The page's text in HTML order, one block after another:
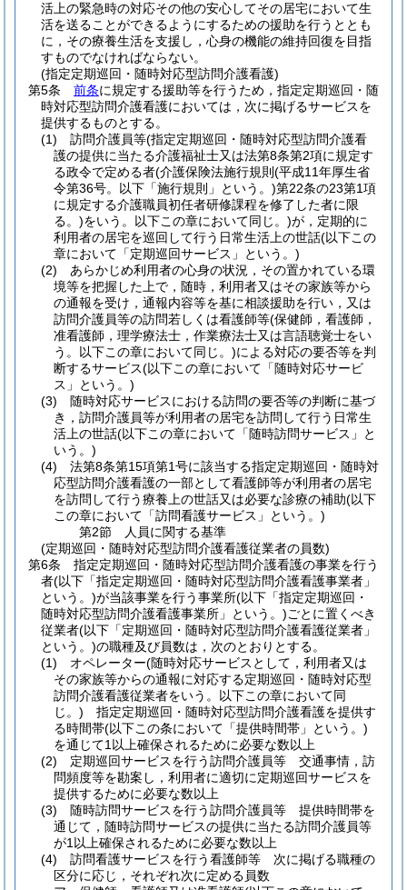
活上の緊急時の対応その他の安心してその居宅において生
活を送ることができるようにするための援助を行うととも
に，その療養生活を支援し，心身の機能の維持回復を目指
すものでなければならない。
(指定定期巡回・随時対応型訪問介護看護)
第5条
前条に規定する援助等を行うため，指定定期巡回・随
時対応型訪問介護看護においては，次に掲げるサービスを
提供するものとする。
(1)
訪問介護員等(指定定期巡回・随時対応型訪問介護看
護の提供に当たる介護福祉士又は法第8条第2項に規定す
る政令で定める者(介護保険法施行規則 (平成11年厚生省
令第36号。以下「施行規則」という。)第22条の23第1項
に規定する介護職員初任者研修課程を修了した者に限
る。)をいう。以下この章において同じ。)が，定期的に
利用者の居宅を巡回して行う日常生活上の世話(以下この
章において「定期巡回サービス」という。)
(2)
あらかじめ利用者の心身の状況，その置かれている環
境等を把握した上で，随時，利用者又はその家族等から
の通報を受け，通報内容等を基に相談援助を行い，又は
訪問介護員等の訪問若しくは看護師等(保健師，看護師，
准看護師，理学療法士，作業療法士又は言語聴覚士をい
う。以下この章において同じ。)による対応の要否等を判
断するサービス(以下この章において「随時対応サービ
ス」という。)
(3)
随時対応サービスにおける訪問の要否等の判断に基づ
き，訪問介護員等が利用者の居宅を訪問して行う日常生
活上の世話(以下この章において「随時訪問サービス」と
いう。)
(4)
法第8条第15項第1号に該当する指定定期巡回・随時対
応型訪問介護看護の一部として看護師等が利用者の居宅
を訪問して行う療養上の世話又は必要な診療の補助(以下
この章において「訪問看護サービス」という。)
第2節
人員に関する基準
(定期巡回・随時対応型訪問介護看護従業者の員数)
第6条
指定定期巡回・随時対応型訪問介護看護の事業を行う
者(以下「指定定期巡回・随時対応型訪問介護看護事業者」
という。)が当該事業を行う事業所(以下「指定定期巡回・
随時対応型訪問介護看護事業所」という。)ごとに置くべき
従業者(以下「定期巡回・随時対応型訪問介護看護従業者」
という。)の職種及び員数は，次のとおりとする。
(1)
オペレーター(随時対応サービスとして，利用者又は
その家族等からの通報に対応する定期巡回・随時対応型
訪問介護看護従業者をいう。以下この章において同
じ。) 指定定期巡回・随時対応型訪問介護看護を提供す
る時間帯(以下この条において「提供時間帯」という。)
を通じて1以上確保されるために必要な数以上
(2)
定期巡回サービスを行う訪問介護員等 交通事情，訪
問頻度等を勘案し，利用者に適切に定期巡回サービスを
提供するために必要な数以上
(3)
随時訪問サービスを行う訪問介護員等 提供時間帯を
通じて，随時訪問サービスの提供に当たる訪問介護員等
が1以上確保されるために必要な数以上
(4)
訪問看護サービスを行う看護師等 次に掲げる職種の
区分に応じ，それぞれ次に定める員数